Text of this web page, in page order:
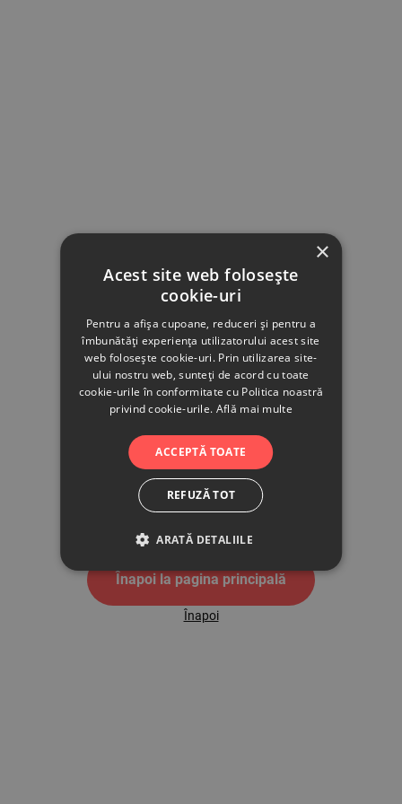
500
Înapoi la pagina principală
Înapoi
×
Acest site web folosește
cookie-uri
Pentru a afișa cupoane, reduceri și pentru a
îmbunătăți experiența utilizatorului acest site
web folosește cookie-uri. Prin utilizarea site-
ului nostru web, sunteți de acord cu toate
cookie-urile în conformitate cu Politica noastră
privind cookie-urile. Află mai multe
ACCEPTĂ TOATE
REFUZĂ TOT
ARATĂ DETALIILE